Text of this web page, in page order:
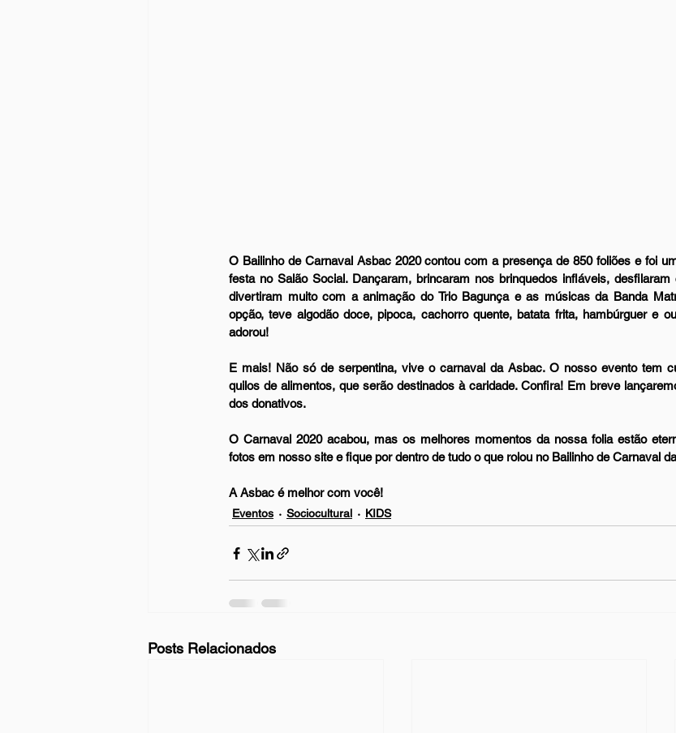
O Bailinho de Carnaval Asbac 2020 contou com a presença de 850 foliões e foi
festa no Salão Social. Dançaram, brincaram nos brinquedos infláveis,
divertiram muito com a animação do Trio Bagunça e as músicas da Banda
opção, teve algodão doce, pipoca, cachorro quente, batata frita, hambúrguer e
adorou!
E mais! Não só de serpentina, vive o carnaval da Asbac. O nosso evento tem
quilos de alimentos, que serão destinados à caridade. Confira! Em breve
dos donativos.
O Carnaval 2020 acabou, mas os melhores momentos da nossa folia estão
fotos em nosso site e fique por dentro de tudo o que rolou no Bailinho de Carnaval
A Asbac é melhor com você!
Eventos Sociocultural KIDS
Posts Relacionados